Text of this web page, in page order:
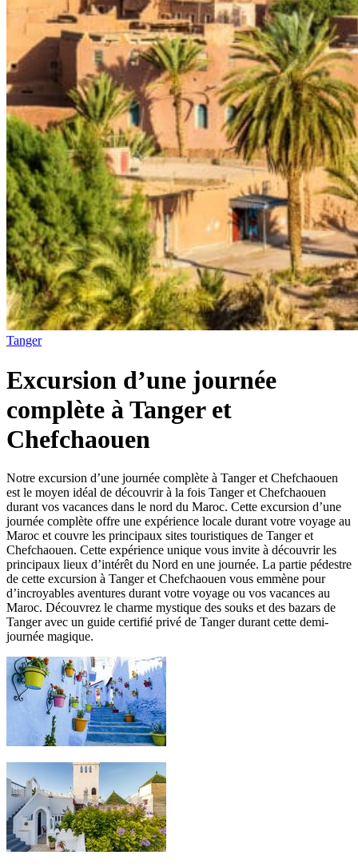
Tanger
Excursion d’une journée
complète à Tanger et
Chefchaouen
Notre excursion d’une journée complète à Tanger et Chefchaouen
est le moyen idéal de découvrir à la fois Tanger et Chefchaouen
durant vos vacances dans le nord du Maroc. Cette excursion d’une
journée complète offre une expérience locale durant votre voyage au
Maroc et couvre les principaux sites touristiques de Tanger et
Chefchaouen. Cette expérience unique vous invite à découvrir les
principaux lieux d’intérêt du Nord en une journée. La partie pédestre
de cette excursion à Tanger et Chefchaouen vous emmène pour
d’incroyables aventures durant votre voyage ou vos vacances au
Maroc. Découvrez le charme mystique des souks et des bazars de
Tanger avec un guide certifié privé de Tanger durant cette demi-
journée magique.